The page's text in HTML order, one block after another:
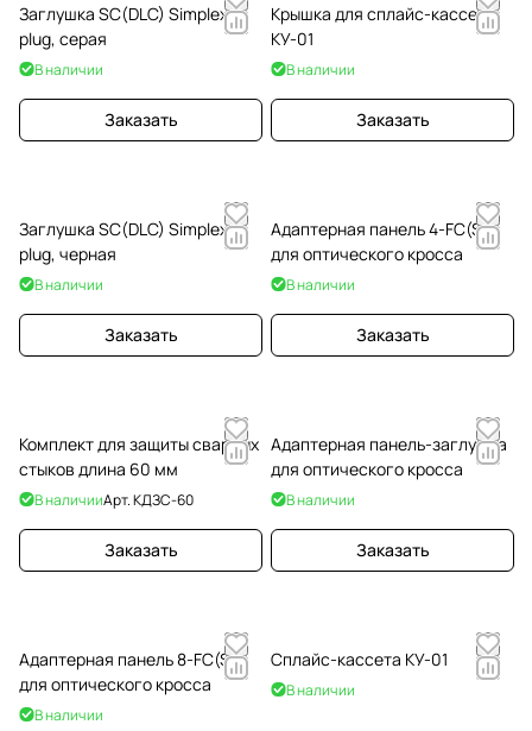
Заглушка SC(DLC) Simplex
plug, серая
В наличии
Заказать
Крышка для сплайс-кассеты
КУ-01
В наличии
Заказать
Заглушка SC(DLC) Simplex
plug, черная
В наличии
Заказать
Адаптерная панель 4-FC(ST)
для оптического кросса
В наличии
Заказать
Комплект для защиты сварных
стыков длина 60 мм
В наличииАрт.КДЗС-60
Заказать
Адаптерная панель-заглушка
для оптического кросса
В наличии
Заказать
Адаптерная панель 8-FC(ST)
для оптического кросса
В наличии
Сплайс-кассета КУ-01
В наличии